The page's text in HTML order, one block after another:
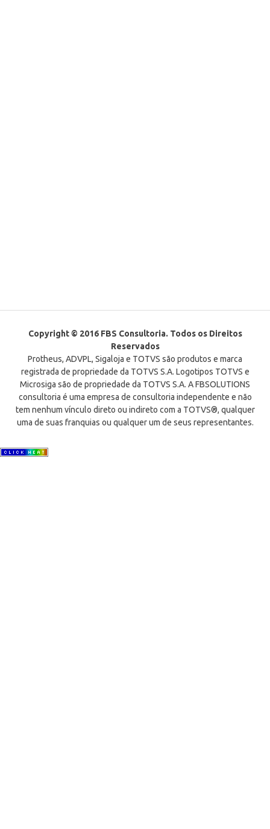
Copyright © 2016 FBS Consultoria. Todos os Direitos
Reservados
Protheus, ADVPL, Sigaloja e TOTVS são produtos e marca
registrada de propriedade da TOTVS S.A. Logotipos TOTVS e
Microsiga são de propriedade da TOTVS S.A. A FBSOLUTIONS
consultoria é uma empresa de consultoria independente e não
tem nenhum vínculo direto ou indireto com a TOTVS®, qualquer
uma de suas franquias ou qualquer um de seus representantes.